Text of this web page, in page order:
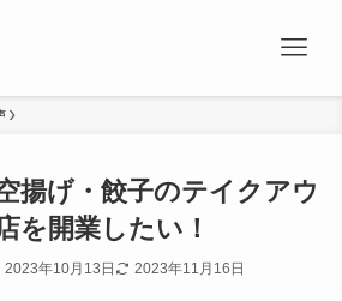
揚げ・餃子のテイクアウ
を開業したい！
2023年10月13日 2023年11月16日